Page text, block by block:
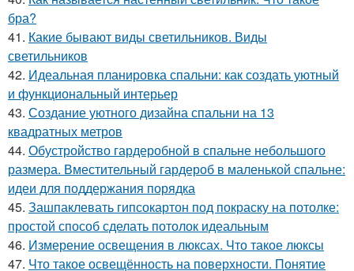
бра?
41. Какие бывают виды светильников. Виды
светильников
42. Идеальная планировка спальни: как создать уютный
и функциональный интерьер
43. Создание уютного дизайна спальни на 13
квадратных метров
44. Обустройство гардеробной в спальне небольшого
размера. Вместительный гардероб в маленькой спальне:
идеи для поддержания порядка
45. Зашпаклевать гипсокартон под покраску на потолке:
простой способ сделать потолок идеальным
46. Измерение освещения в люксах. Что такое люксы
47. Что такое освещённость на поверхности. Понятие